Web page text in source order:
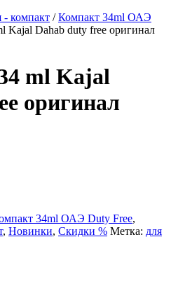
компакт /Компакт 34ml ОАЭ
Kajal Dahab duty free оригинал
ml Kajal
оригинал
34ml ОАЭ Duty Free,
, Новинки, Скидки % Метка: для